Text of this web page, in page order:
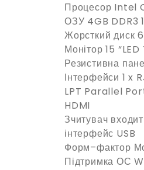
Процесор Intel
ОЗУ 4GB DDR3
Жорсткий диск
Монітор 15
Резистивна
Інтерфейси 1 x
LPT Parallel
HDMI
Зчитувач
інтерфейс USB
Форм–фактор
Підтримка ОС